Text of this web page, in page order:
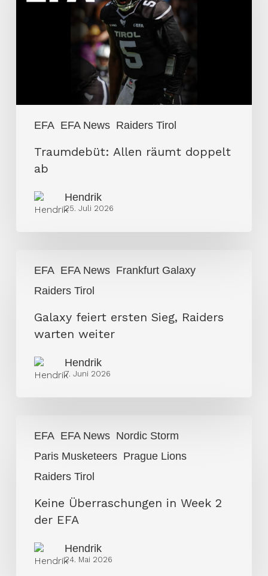
EFA EFA News Raiders Tirol
doppelt
Traumdebüt: Allen räumt doppelt
ab
Hendrik
25. Juli 2026
EFA EFA News Frankfurt Galaxy
Raiders Tirol
feiert
ersten
weiter
Galaxy feiert ersten Sieg, Raiders
warten weiter
Hendrik
7. Juni 2026
EFA EFA News Nordic Storm
Paris Musketeers Prague Lions
Raiders Tirol
Überraschungen
Week
Keine Überraschungen in Week 2
der EFA
Hendrik
24. Mai 2026